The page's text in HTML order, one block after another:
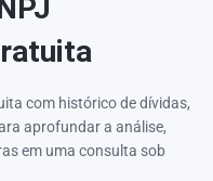
com histórico de dívidas,
aprofundar a análise,
em uma consulta sob